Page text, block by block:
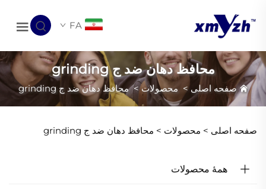
FA
محافظ دهان ضد ج grinding
صفحه اصلی> محصولات>محافظ دهان ضد ج grinding
صفحه اصلی > محصولات > محافظ دهان ضد ج grinding
همهٔ محصولات